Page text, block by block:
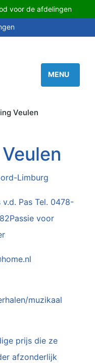
voor de afdelingen
Veulen
Limburg
Pas Tel. 0478-
voor
muzikaal
prijs die ze
afzonderlijk